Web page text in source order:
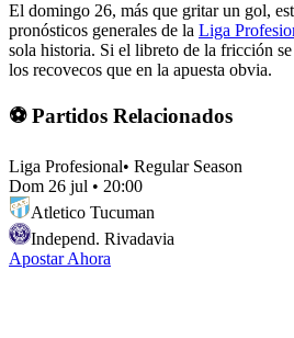
El domingo 26, más que gritar un gol,
pronósticos generales de la Liga
sola historia. Si el libreto de la fricción
los recovecos que en la apuesta obvia.
⚽ Partidos Relacionados
Liga Profesional• Regular Season
Dom 26 jul • 20:00
Atletico Tucuman
Independ. Rivadavia
Apostar Ahora